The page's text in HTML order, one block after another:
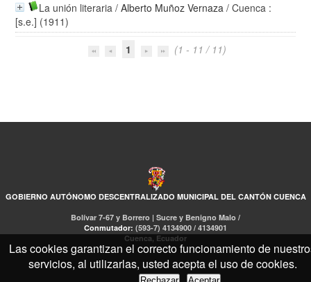
La unión literaria /Alberto Muñoz Vernaza / Cuenca :
[s.e.] (1911)
1
(1 - 11 / 11)
GOBIERNO AUTÓNOMO DESCENTRALIZADO MUNICIPAL DEL CANTÓN CUENCA
Bolívar 7-67 y Borrero | Sucre y Benigno Malo /
Conmutador: (593-7) 4134900 / 4134901
Cuenca, Ecuador
Las cookies garantizan el correcto funcionamiento de
servicios, al utilizarlas, usted acepta el uso de cookies.